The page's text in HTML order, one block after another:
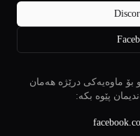
بۆ ماوەیەکی درێژە هەمان
پێوە بکە: